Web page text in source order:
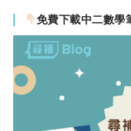
免費下載中二數學